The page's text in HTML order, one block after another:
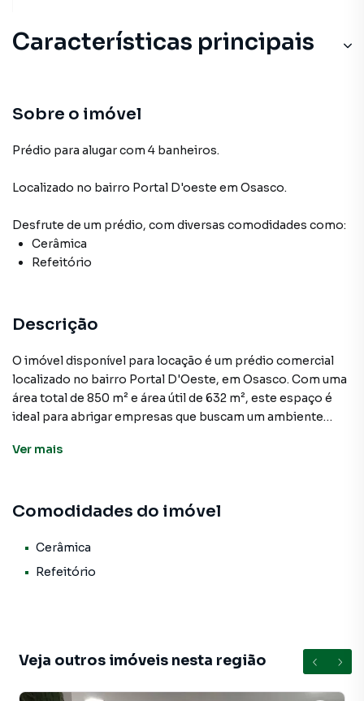
Características principais
Sobre o imóvel
Prédio para alugar com 4 banheiros.
Localizado no bairro Portal D'oeste em Osasco.
Desfrute de um prédio, com diversas comodidades como:
Cerâmica
Refeitório
Descrição
O imóvel disponível para locação é um prédio comercial
localizado no bairro Portal D'Oeste, em Osasco. Com uma
área total de 850 m² e área útil de 632 m², este espaço é
ideal para abrigar empresas que buscam um ambiente
disso, possui um refeitório, proporcionando aos
descanso. O piso é revestido com cerâmica, garantindo um
aspecto moderno e de fácil manutenção.
região estratégica. A localização privilegiada do Portal
circulação, torna este prédio uma opção atraente para
Ver mais
Comodidades do imóvel
Cerâmica
Refeitório
Veja outros imóveis nesta região